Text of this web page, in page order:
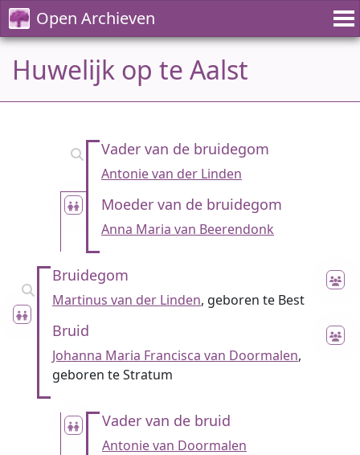
Open Archieven
Huwelijk op te Aalst
Vader van de bruidegom
Antonie van der Linden
Moeder van de bruidegom
Anna Maria van Beerendonk
Bruidegom
Martinus van der Linden, geboren te Best
Bruid
Johanna Maria Francisca van Doormalen,
geboren te Stratum
Vader van de bruid
Antonie van Doormalen